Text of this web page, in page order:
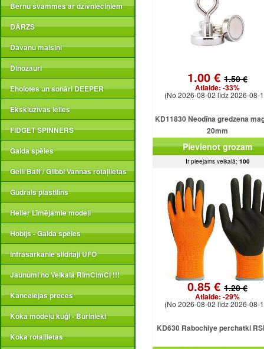
Bērnu švammes ar dzīvnieciņiem
DĀRZS
Dāvanu maisiņi
Dinozauri
Eholotes un sonāri DEEPER
Ekskluzīvas lelles
FIDGET SPINNERS
Galda spēles
Gelli Baff / Glibbi Vannas rotaļlietas
Gudrais plastilīns
Heller Līmējamie modeļi
Hobijs - Galda spēles
Infrasarkanie sildītāji UFO
Jaunumi no Veikala RimCimCi !!!
Kancelejas preces
Koka modeļu kuģi - Burinieki
Koka rotaļlietas
1.00 € 1.50 €
Atlaide: -33%
(No 2026-08-02 līdz 2026-08-
KD11830 Neodīna gredzena
20mm
Pievienot grozam
Ir pieejams veikalā: 100
0.85 € 1.20 €
Atlaide: -29%
(No 2026-08-02 līdz 2026-08-
KD630 Rabochiye perchatki